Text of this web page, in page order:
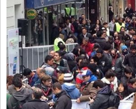
Internacionales
La Opinión del Director
Legales
Libro de Quejas
Medios